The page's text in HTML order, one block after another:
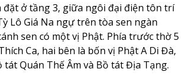
đặt ở tầng 3, giữa ngôi đại điện tôn trí
Lô Giá Na ngự trên tòa sen ngàn
sen có một vị Phật. Phía trước thờ 5
Ca, hai bên là bốn vị Phật A Di Đà,
tát Quán Thế Âm và Bồ tát Địa Tạng.